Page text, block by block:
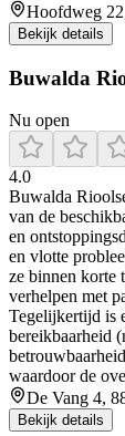
Hoofdweg
Bekijk details
Buwalda
Nu open
4.0
Buwalda
van de
en
en vlotte
ze binnen korte
verhelpen met
Tegelijkertijd is
bereikbaarheid
waardoor de
De Vang 4,
Bekijk details